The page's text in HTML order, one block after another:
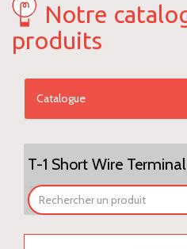
Notre
produits
Catalogue
T-1 Short Wire Terminal